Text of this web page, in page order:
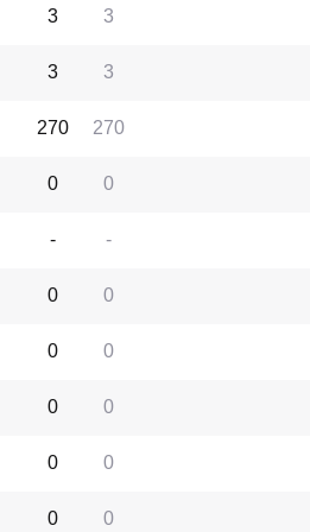
3
3
3
3
270
270
0
0
-
-
0
0
0
0
0
0
0
0
0
0